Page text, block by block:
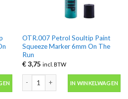
OTR.007 Petrol Soultip Paint
Squeeze Marker 6mm On The
Run
€3,75 incl. BTW
IN WINKELWAGEN